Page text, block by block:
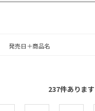
発売日＋商品名
237件あります